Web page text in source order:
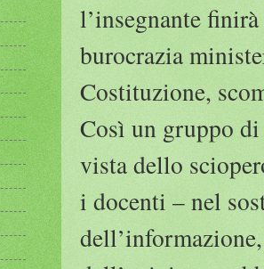
l’insegnante
burocrazia
Costituzione,
Così un gruppo
vista dello
i docenti – nel